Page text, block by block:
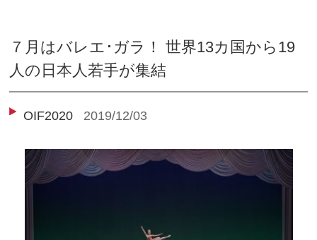
７月はバレエ･ガラ！ 世界13カ国から19
人の日本人若手が集結
OIF2020 2019/12/03